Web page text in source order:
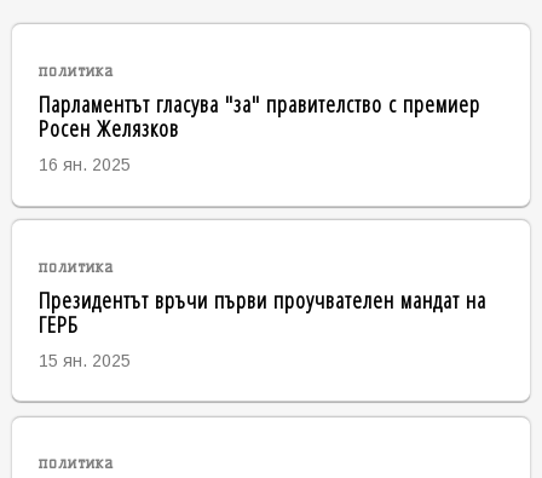
политика
Парламентът гласува "за" правителство с премиер
Росен Желязков
16 ян. 2025
политика
Президентът връчи първи проучвателен мандат на
ГЕРБ
15 ян. 2025
политика